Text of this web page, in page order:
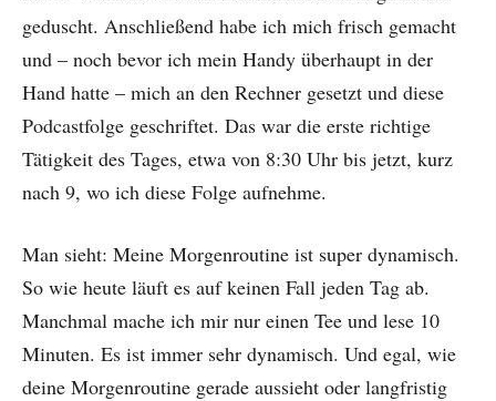
geduscht. Anschließend habe ich mich frisch gemacht
und – noch bevor ich mein Handy überhaupt in der
Hand hatte – mich an den Rechner gesetzt und diese
Podcastfolge geschriftet. Das war die erste richtige
Tätigkeit des Tages, etwa von 8:30 Uhr bis jetzt, kurz
nach 9, wo ich diese Folge aufnehme.
Man sieht: Meine Morgenroutine ist super dynamisch.
So wie heute läuft es auf keinen Fall jeden Tag ab.
Manchmal mache ich mir nur einen Tee und lese 10
Minuten. Es ist immer sehr dynamisch. Und egal, wie
deine Morgenroutine gerade aussieht oder langfristig